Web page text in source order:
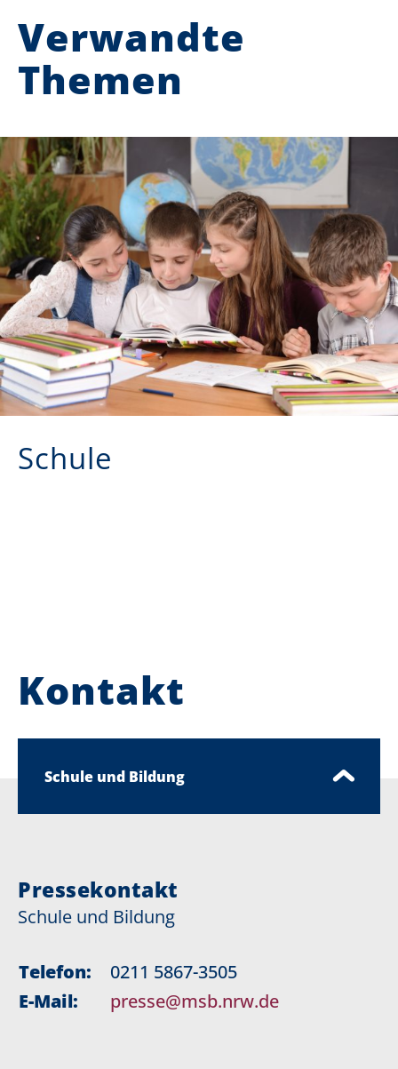
Verwandte
Themen
Schule
Kontakt
Schule und Bildung
Pressekontakt
Schule und Bildung
Telefon:
0211 5867-3505
E-Mail:
presse@msb.nrw.de